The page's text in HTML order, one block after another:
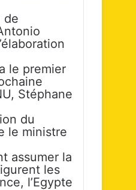
de
le premier
Stéphane
du
le ministre
assumer la
les
l’Egypte